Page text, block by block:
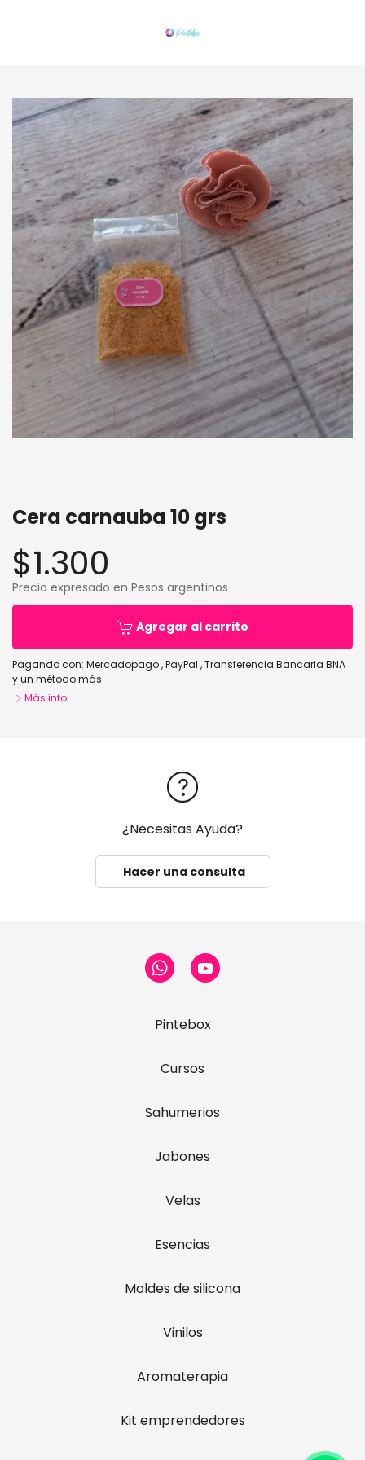
Cera carnauba 10 grs
$1.300
Precio expresado en Pesos argentinos
Agregar al carrito
Pagando con: Mercadopago,PayPal ,Transferencia Bancaria BNA
y un método más
Más info
¿Necesitas Ayuda?
Hacer una consulta
Pintebox
Cursos
Sahumerios
Jabones
Velas
Esencias
Moldes de silicona
Vinilos
Aromaterapia
Kit emprendedores